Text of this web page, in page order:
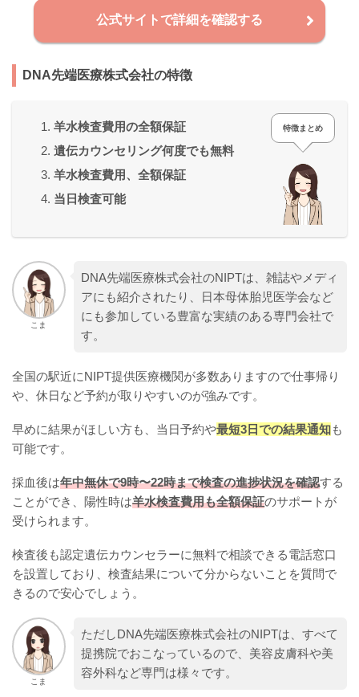
公式サイトで詳細を確認する
DNA先端医療株式会社の特徴
羊水検査費用の全額保証
遺伝カウンセリング何度でも無料
羊水検査費用、全額保証
当日検査可能
特徴まとめ
こま
DNA先端医療株式会社のNIPTは、雑誌やメディ
アにも紹介されたり、日本母体胎児医学会など
にも参加している豊富な実績のある専門会社で
す。
全国の駅近にNIPT提供医療機関が多数ありますので仕事帰り
や、休日など予約が取りやすいのが強みです。
早めに結果がほしい方も、当日予約や最短3日での結果通知も
可能です。
採血後は年中無休で9時〜22時まで検査の進捗状況を確認する
ことができ、陽性時は羊水検査費用も全額保証のサポートが
受けられます。
検査後も認定遺伝カウンセラーに無料で相談できる電話窓口
を設置しており、検査結果について分からないことを質問で
きるので安心でしょう。
こま
ただしDNA先端医療株式会社のNIPTは、すべて
提携院でおこなっているので、美容皮膚科や美
容外科など専門は様々です。